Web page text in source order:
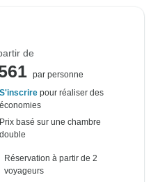
de
par personne
S'inscrire pour réaliser des
économies
Prix basé sur une chambre
double
Réservation à partir de 2
voyageurs